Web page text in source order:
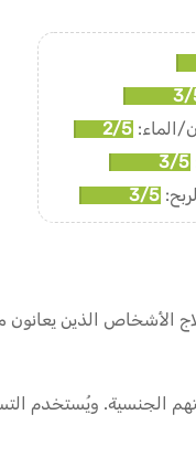
3/
الماء: 2/5
3/5
3/5
الأشخاص الذين
الجنسية.